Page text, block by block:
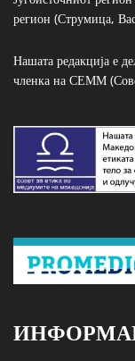
регион (Струмица,
Нашата редакција е
членка на СЕММ